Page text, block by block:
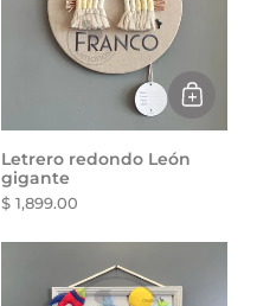
Letrero redondo León
gigante
$ 1,899.00